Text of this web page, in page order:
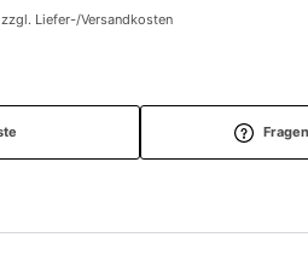
zzgl. Liefer-/Versandkosten